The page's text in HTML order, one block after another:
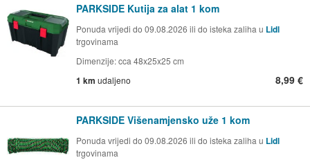
PARKSIDE Kutija za alat 1 kom
Ponuda vrijedi do 09.08.2026 ili do isteka zaliha u Lidl
trgovinama
Dimenzije: cca 48x25x25 cm
1 km udaljeno 8,99 €
PARKSIDE Višenamjensko uže 1 kom
Ponuda vrijedi do 09.08.2026 ili do isteka zaliha u Lidl
trgovinama